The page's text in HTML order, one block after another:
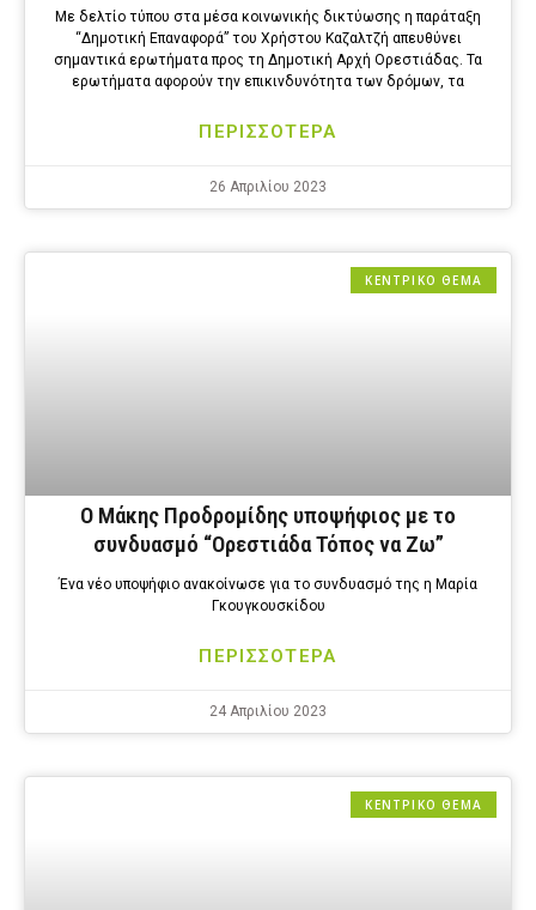
Με δελτίο τύπου στα μέσα κοινωνικής δικτύωσης η παράταξη
“Δημοτική Επαναφορά” του Χρήστου Καζαλτζή απευθύνει
σημαντικά ερωτήματα προς τη Δημοτική Αρχή Ορεστιάδας. Τα
ερωτήματα αφορούν την επικινδυνότητα των δρόμων, τα
ΠΕΡΙΣΣΟΤΕΡΑ
26 Απριλίου 2023
ΚΕΝΤΡΙΚΟ ΘΕΜΑ
Ο Μάκης Προδρομίδης υποψήφιος με το
συνδυασμό “Ορεστιάδα Τόπος να Ζω”
Ένα νέο υποψήφιο ανακοίνωσε για το συνδυασμό της η Μαρία
Γκουγκουσκίδου
ΠΕΡΙΣΣΟΤΕΡΑ
24 Απριλίου 2023
ΚΕΝΤΡΙΚΟ ΘΕΜΑ